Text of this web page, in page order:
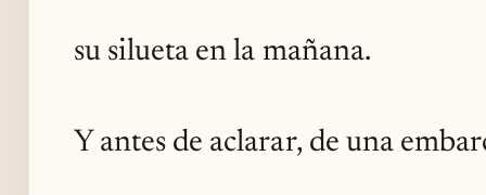
su silueta en la mañana.
Y antes de aclarar, de una